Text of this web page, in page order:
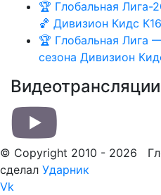
🏆 Глобальная Лига-
🏀 Дивизион Кидс К16
🏆 Глобальная Лига
сезона Дивизион
© Copyright 2010 - 2026
сделал Ударник
Vk